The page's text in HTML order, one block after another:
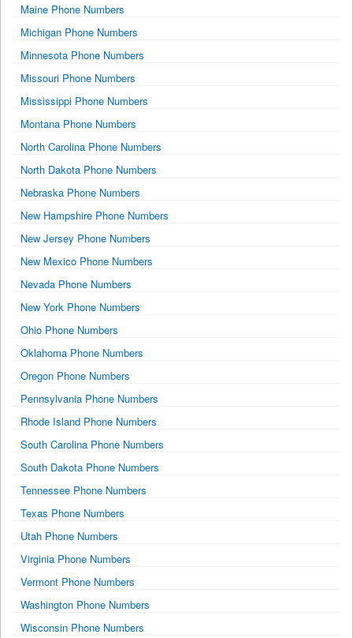
Maine Phone Numbers
Michigan Phone Numbers
Minnesota Phone Numbers
Missouri Phone Numbers
Mississippi Phone Numbers
Montana Phone Numbers
North Carolina Phone Numbers
North Dakota Phone Numbers
Nebraska Phone Numbers
New Hampshire Phone Numbers
New Jersey Phone Numbers
New Mexico Phone Numbers
Nevada Phone Numbers
New York Phone Numbers
Ohio Phone Numbers
Oklahoma Phone Numbers
Oregon Phone Numbers
Pennsylvania Phone Numbers
Rhode Island Phone Numbers
South Carolina Phone Numbers
South Dakota Phone Numbers
Tennessee Phone Numbers
Texas Phone Numbers
Utah Phone Numbers
Virginia Phone Numbers
Vermont Phone Numbers
Washington Phone Numbers
Wisconsin Phone Numbers